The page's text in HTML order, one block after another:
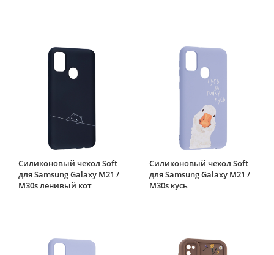
Силиконовый чехол Soft
для Samsung Galaxy M21 /
M30s ленивый кот
Силиконовый чехол Soft
для Samsung Galaxy M21 /
M30s кусь